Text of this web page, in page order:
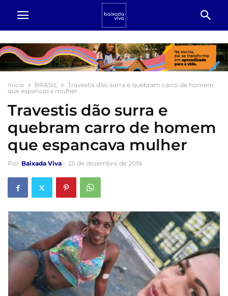
Início BRASIL
Travestis dão surra e quebram carro de homem
que espancava mulher
Travestis dão surra e
quebram carro de homem
que espancava mulher
Por Baixada Viva - 25 de dezembro de 2019